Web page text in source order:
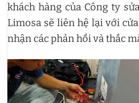
khách hàng của Công ty
Limosa sẽ liên hệ lại với
nhận các phản hồi và thắc